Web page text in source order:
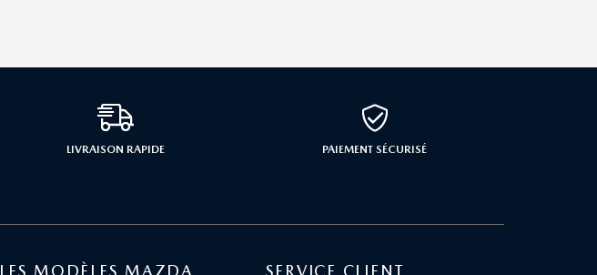
LIVRAISON RAPIDE PAIEMENT SÉCURISÉ
LES MODÈLES MAZDA SERVICE CLIENT